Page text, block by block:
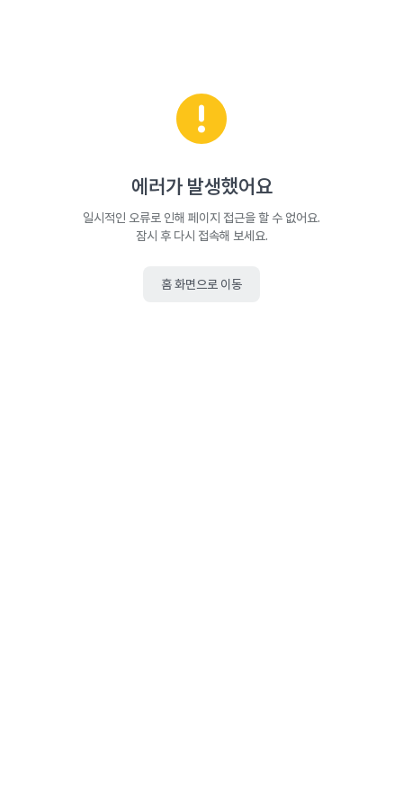
에러가 발생했어요
일시적인 오류로 인해 페이지 접근을 할 수 없어요.
잠시 후 다시 접속해 보세요.
홈 화면으로 이동